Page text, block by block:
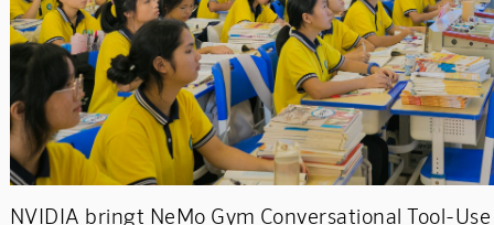
NVIDIA bringt NeMo Gym Conversational Tool-